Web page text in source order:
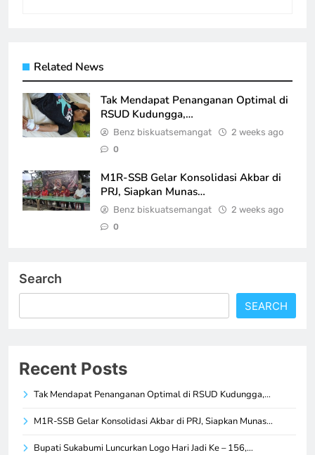
Related News
Tak Mendapat Penanganan Optimal di
RSUD Kudungga,…
Benz biskuatsemangat 2 weeks ago
0
M1R-SSB Gelar Konsolidasi Akbar di
PRJ, Siapkan Munas…
Benz biskuatsemangat 2 weeks ago
0
Search
SEARCH
Recent Posts
Tak Mendapat Penanganan Optimal di RSUD Kudungga,…
M1R-SSB Gelar Konsolidasi Akbar di PRJ, Siapkan Munas…
Bupati Sukabumi Luncurkan Logo Hari Jadi Ke – 156,…